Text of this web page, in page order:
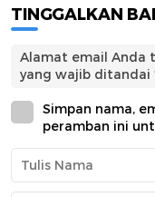
TINGGALKAN
Alamat email Anda
yang wajib ditandai
Simpan nama,
peramban ini